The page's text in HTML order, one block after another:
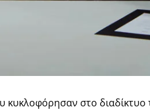
κυκλοφόρησαν στο